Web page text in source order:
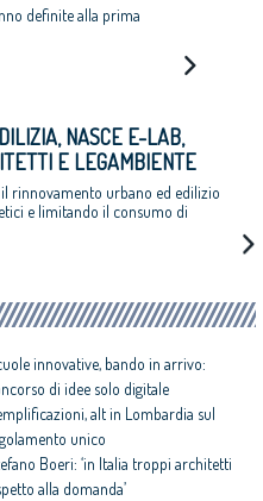
definite alla prima
NASCE E-LAB,
E LEGAMBIENTE
rinnovamento urbano ed edilizio
e limitando il consumo di
innovative, bando in arrivo:
di idee solo digitale
alt in Lombardia sul
unico
Boeri: ‘in Italia troppi architetti
alla domanda’